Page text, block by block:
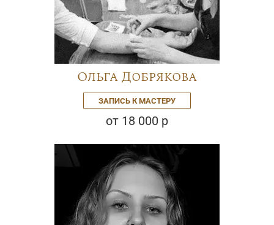
Ольга Добрякова
ЗАПИСЬ К МАСТЕРУ
от 18 000 р